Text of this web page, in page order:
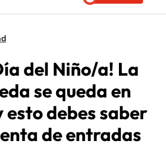
del Niño/a! La
se queda en
esto debes saber
de entradas